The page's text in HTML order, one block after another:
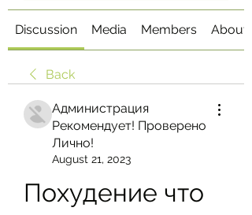
Discussion Media Members About
Back
Администрация
Рекомендует! Проверено
Лично!
August 21, 2023
Похудение что